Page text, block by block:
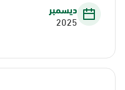
ديسمبر
2025